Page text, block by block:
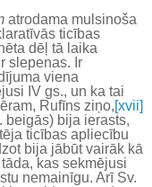
atrodama mulsinoša
ticības
dēļ tā laika
slepenas. Ir
viena
IV gs., un ka tai
Rufīns ziņo,[xvii]
beigās) bija ierasts,
ticības apliecību
bija jābūt vairāk kā
kas sekmējusi
nemainīgu. Arī Sv.